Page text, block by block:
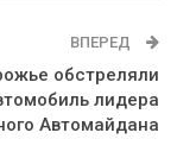
ВПЕРЕД
обстреляли
лидера
Автомайдана